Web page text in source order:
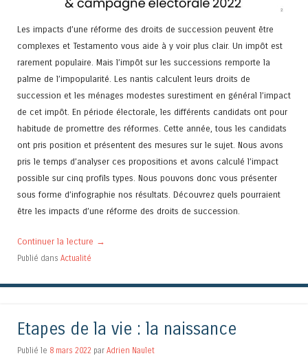
Les impacts d’une réforme des droits de succession peuvent être
complexes et Testamento vous aide à y voir plus clair. Un impôt est
rarement populaire. Mais l’impôt sur les successions remporte la
palme de l’impopularité. Les nantis calculent leurs droits de
succession et les ménages modestes surestiment en général l’impact
de cet impôt. En période électorale, les différents candidats ont pour
habitude de promettre des réformes. Cette année, tous les candidats
ont pris position et présentent des mesures sur le sujet. Nous avons
pris le temps d’analyser ces propositions et avons calculé l’impact
possible sur cinq profils types. Nous pouvons donc vous présenter
sous forme d’infographie nos résultats. Découvrez quels pourraient
être les impacts d’une réforme des droits de succession.
Continuer la lecture →
Publié dans Actualité
Etapes de la vie : la naissance
Publié le 8 mars 2022 par Adrien Naulet